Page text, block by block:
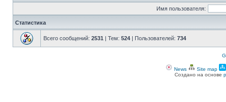
Имя пользователя:
Статистика
Всего сообщений: 2531 | Тем: 524 | Пользователей: 734
News Site map
Создано на основе